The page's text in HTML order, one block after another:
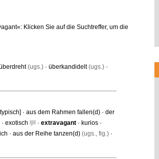
Klicken Sie auf die Suchtreffer, um die
(ugs.) · überkandidelt(ugs.) ·
typisch] · aus dem Rahmen fallen(d) · der
· exotisch · extravagant · kurios ·
· aus der Reihe tanzen(d) (ugs., fig.) ·